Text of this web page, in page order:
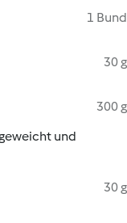
1 Bund
30 g
300 g
und
30 g